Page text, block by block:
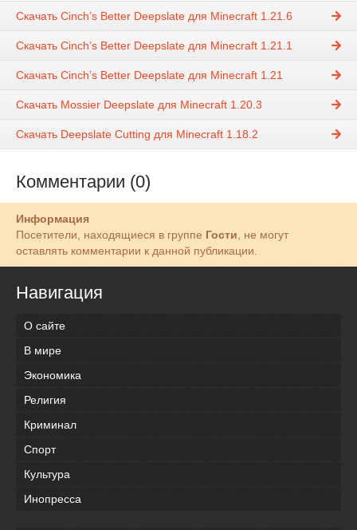
Скачать Cinch’s Better Deepslate для Minecraft 1.21.6
Скачать Cinch’s Better Deepslate для Minecraft 1.21.1
Скачать Cinch’s Better Deepslate для Minecraft 1.21
Скачать Mossier Deepslate для Minecraft 1.20.3
Скачать Deepslate Cutting для Minecraft 1.18.2
Комментарии (0)
Информация
Посетители, находящиеся в группе Гости , не могут
оставлять комментарии к данной публикации.
Навигация
О сайте
В мире
Экономика
Религия
Криминал
Спорт
Культура
Инопресса